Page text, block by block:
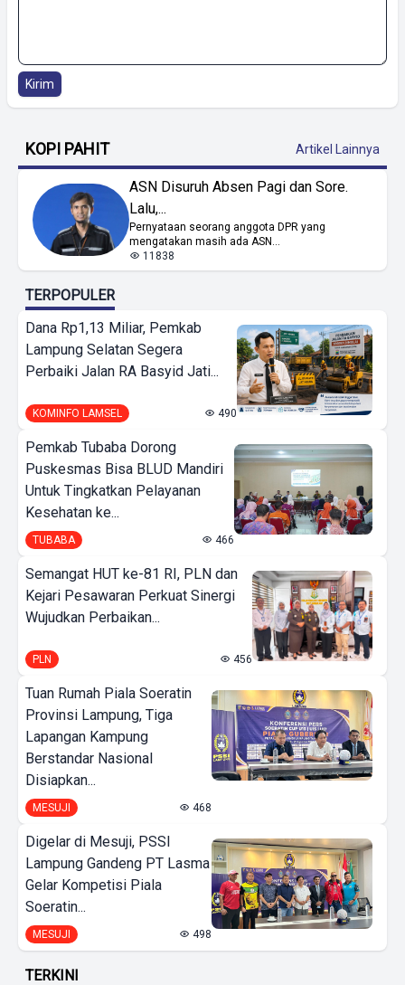
Kirim
KOPI PAHIT Artikel Lainnya
ASN Disuruh Absen Pagi dan Sore.
Lalu,...
Pernyataan seorang anggota DPR yang
mengatakan masih ada ASN...
11838
TERPOPULER
Dana Rp1,13 Miliar, Pemkab
Lampung Selatan Segera
Perbaiki Jalan RA Basyid Jati...
KOMINFO LAMSEL 490
Pemkab Tubaba Dorong
Puskesmas Bisa BLUD Mandiri
Untuk Tingkatkan Pelayanan
Kesehatan ke...
TUBABA 466
Semangat HUT ke-81 RI, PLN dan
Kejari Pesawaran Perkuat Sinergi
Wujudkan Perbaikan...
PLN 456
Tuan Rumah Piala Soeratin
Provinsi Lampung, Tiga
Lapangan Kampung
Berstandar Nasional
Disiapkan...
MESUJI 468
Digelar di Mesuji, PSSI
Lampung Gandeng PT Lasma
Gelar Kompetisi Piala
Soeratin...
MESUJI 498
TERKINI